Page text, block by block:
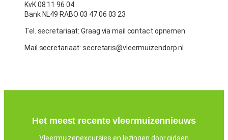
KvK 08 11 96 04
Bank NL49 RABO 03 47 06 03 23
Tel. secretariaat: Graag via mail contact opnemen
Mail secretariaat: secretaris@vleermuizendorp.nl
Het meest recente vleermuizennieuws
Vleermuizenexcursies en lezingen door gidsen